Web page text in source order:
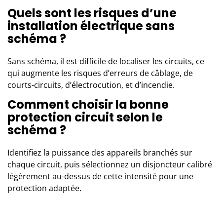
Quels sont les risques d’une
installation électrique sans
schéma ?
Sans schéma, il est difficile de localiser les circuits, ce
qui augmente les risques d’erreurs de câblage, de
courts-circuits, d’électrocution, et d’incendie.
Comment choisir la bonne
protection circuit selon le
schéma ?
Identifiez la puissance des appareils branchés sur
chaque circuit, puis sélectionnez un disjoncteur calibré
légèrement au-dessus de cette intensité pour une
protection adaptée.